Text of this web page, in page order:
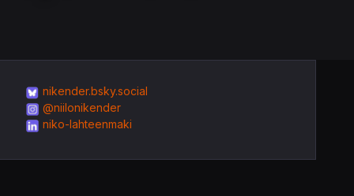
nikender.bsky.social
@niilonikender
niko-lahteenmaki